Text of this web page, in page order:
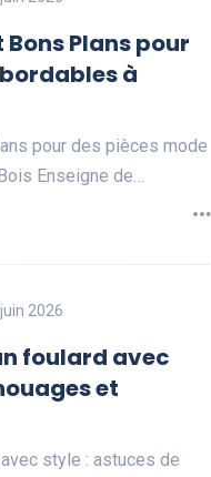
Plans pour
à
pour des pièces mode
Enseigne de…
2026
foulard avec
et
style : astuces de